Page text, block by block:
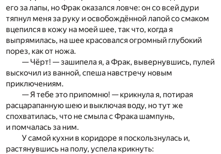
его за лапы, но Фрак оказался ловче: он со всей дури
тяпнул меня за руку и освобождённой лапой со смаком
вцепился в кожу на моей шее, так что, когда я
выпрямилась, на шее красовался огромный глубокий
порез, как от ножа.
— Чёрт! — зашипела я, а Фрак, вывернувшись, пулей
выскочил из ванной, спеша навстречу новым
приключениям.
— Я тебе это припомню! — крикнула я, потирая
расцарапанную шею и выключая воду, но тут же
спохватилась, что не смыла с Фрака шампунь,
и помчалась за ним.
У самой кухни в коридоре я поскользнулась и,
растянувшись на полу, успела крикнуть: